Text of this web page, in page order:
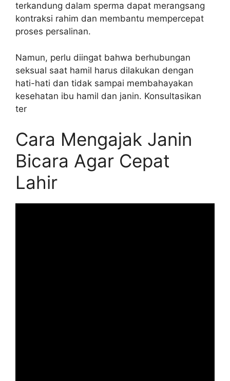
terkandung dalam sperma dapat merangsang
kontraksi rahim dan membantu mempercepat
proses persalinan.
Namun, perlu diingat bahwa berhubungan
seksual saat hamil harus dilakukan dengan
hati-hati dan tidak sampai membahayakan
kesehatan ibu hamil dan janin. Konsultasikan
ter
Cara Mengajak Janin
Bicara Agar Cepat
Lahir